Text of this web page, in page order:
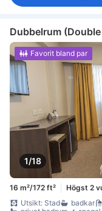
värdeskåp på rummet
Dubbelrum (Double
1/18
Favorit bland par
16 m²/172 ft² Högst 2
Utsikt: Stad
badkar